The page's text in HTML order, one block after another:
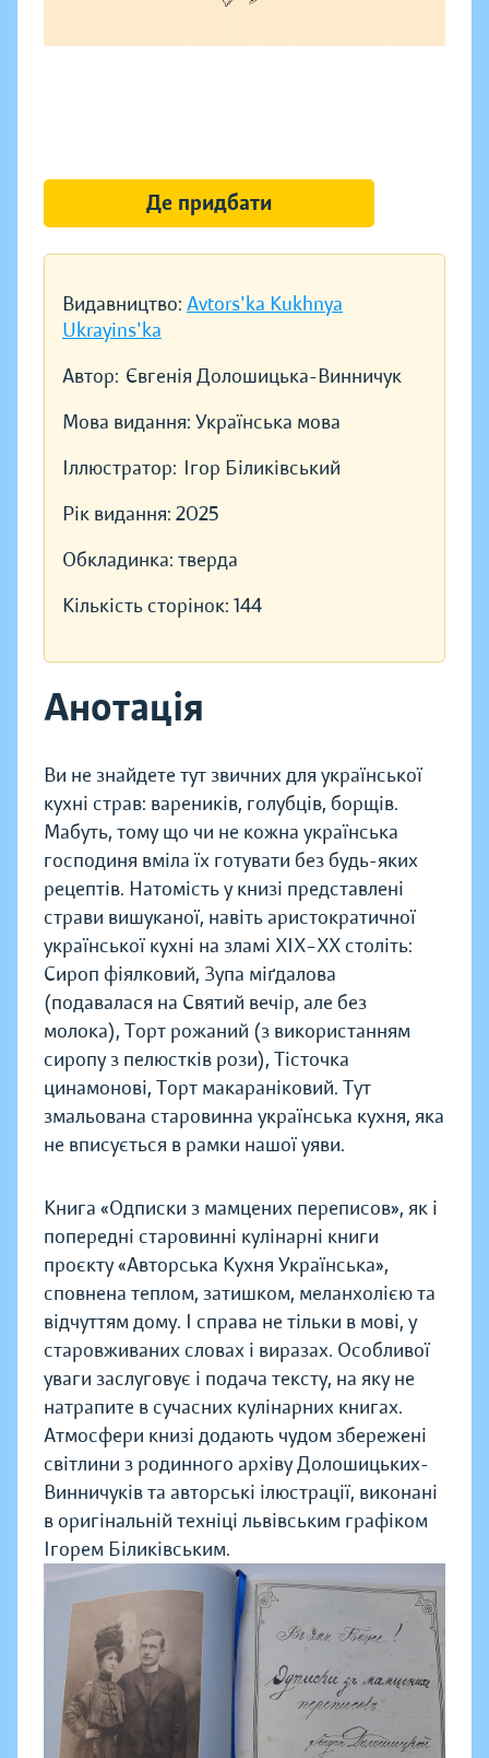
Видавництво: Avtors'ka Kukhnya
Ukrayins'ka
Автор: Євгенія Долошицька-Винничук
Мова видання: Українська мова
Іллюстратор: Ігор Біликівський
Рік видання: 2025
Обкладинка: тверда
Кількість сторінок: 144
Анотація
Ви не знайдете тут звичних для української
кухні страв: вареників, голубців, борщів.
Мабуть, тому що чи не кожна українська
господиня вміла їх готувати без будь-яких
рецептів. Натомість у книзі представлені
страви вишуканої, навіть аристократичної
української кухні на зламі XIX–XX століть:
Сироп фіялковий, Зупа міґдалова
(подавалася на Святий вечір, але без
молока), Торт рожаний (з використанням
сиропу з пелюстків рози), Тісточка
цинамонові, Торт макараніковий. Тут
змальована старовинна українська кухня, яка
не вписується в рамки нашої уяви.
Книга «Одписки з мамцених переписов», як і
попередні старовинні кулінарні книги
проєкту «Авторська Кухня Українська»,
сповнена теплом, затишком, меланхолією та
відчуттям дому. І справа не тільки в мові, у
старовживаних словах і виразах. Особливої
уваги заслуговує і подача тексту, на яку не
натрапите в сучасних кулінарних книгах.
Атмосфери книзі додають чудом збережені
світлини з родинного архіву Долошицьких-
Винничуків та авторські ілюстрації, виконані
в оригінальній техніці львівським графіком
Ігорем Біликівським.
Де придбати